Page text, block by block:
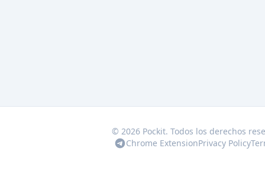
© 2026 Pockit. Todos los derechos
Chrome ExtensionPrivacy Policy